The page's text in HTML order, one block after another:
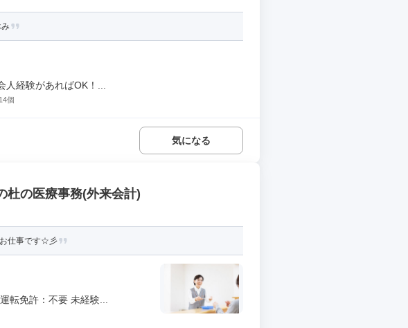
み
経験があればOK！...
個
気になる
杜の医療事務(外来会計)
仕事です☆彡
転免許：不要 未経験...